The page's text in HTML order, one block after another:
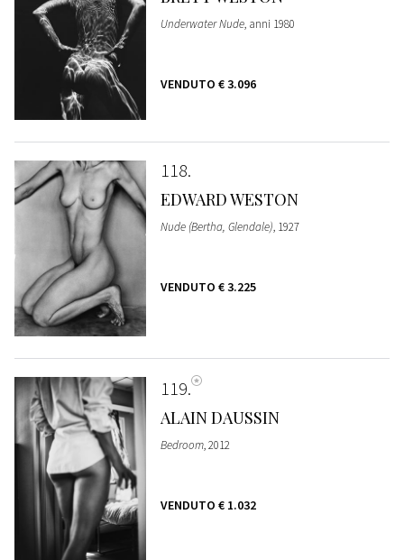
Underwater Nude, anni 1980
VENDUTO € 3.096
118
EDWARD WESTON
Nude (Bertha, Glendale), 1927
VENDUTO € 3.225
119
ALAIN DAUSSIN
Bedroom, 2012
VENDUTO € 1.032